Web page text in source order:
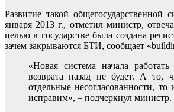
Развитие такой общегосударственной
января 2013 г., отметил министр,
целью в государстве была создана
зачем закрываются БТИ, сообщает
«Новая система начала
возврата назад не будет. А то,
отдельные несогласованности,
исправим», – подчеркнул министр.